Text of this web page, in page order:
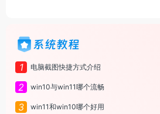
系统教程
1 电脑截图快捷方式介绍
2 win10与win11哪个流畅
3 win11和win10哪个好用